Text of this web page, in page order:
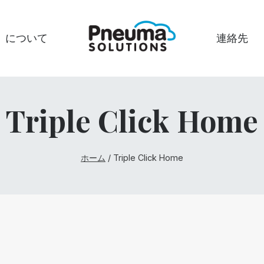
について 連絡先
Triple Click Home
ホーム / Triple Click Home